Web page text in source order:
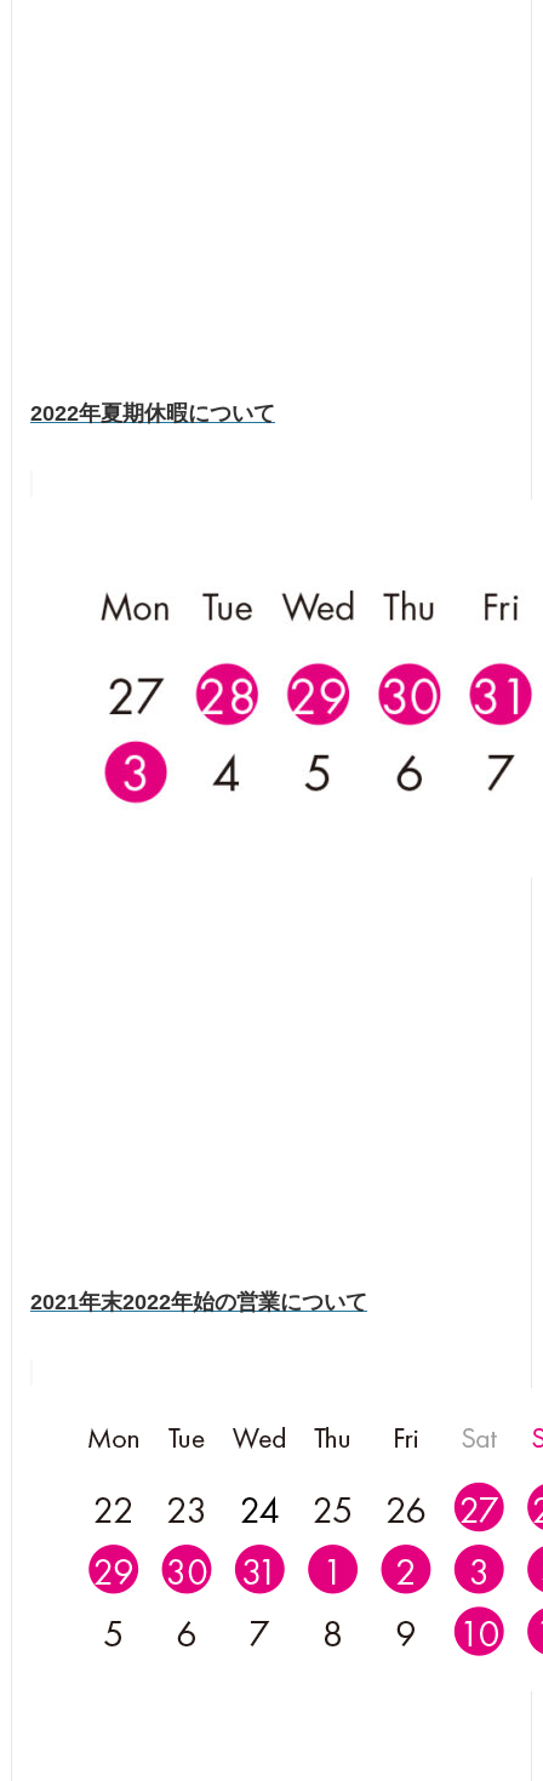
2022年夏期休暇について
2021年末2022年始の営業について